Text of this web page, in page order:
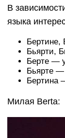
В
языка
Бертине,
Бьярти,
Берте —
Бьярте —
Бертина
Милая Berta: